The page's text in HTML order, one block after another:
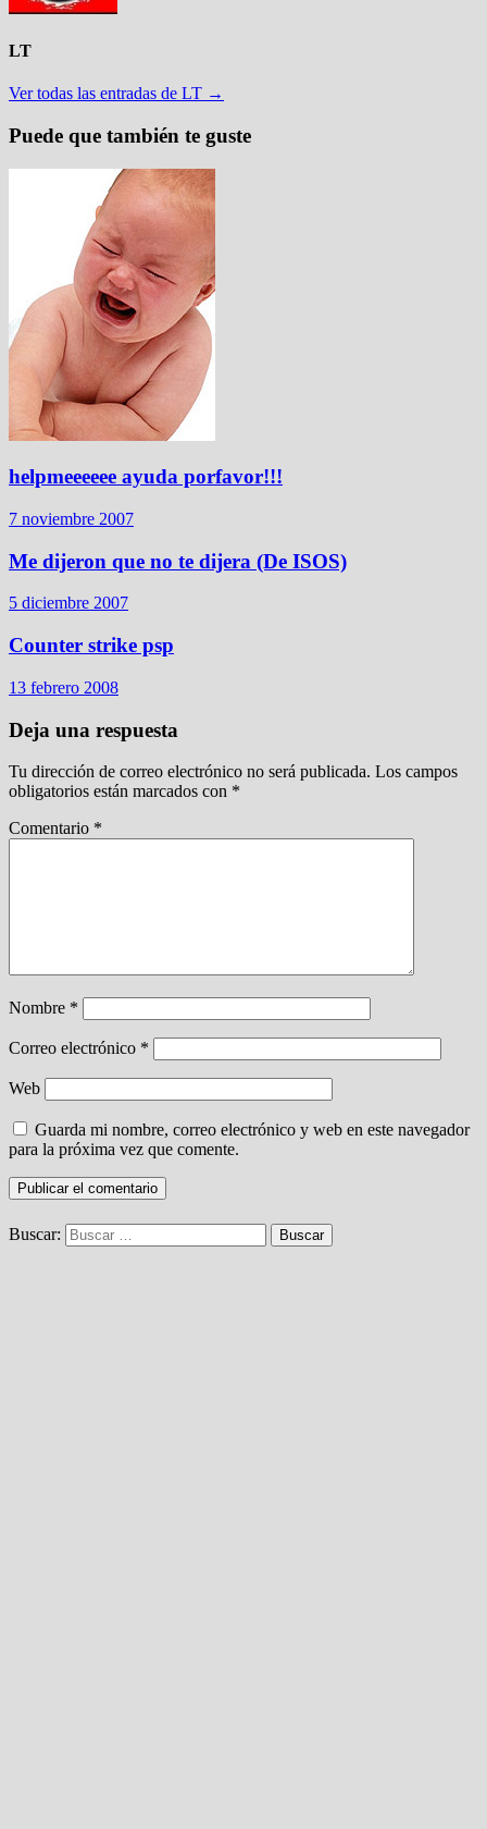
LT
Ver todas las entradas de LT →
Puede que también te guste
helpmeeeeee ayuda porfavor!!!
7 noviembre 2007
Me dijeron que no te dijera (De ISOS)
5 diciembre 2007
Counter strike psp
13 febrero 2008
Deja una respuesta
Tu dirección de correo electrónico no será publicada. Los campos
obligatorios están marcados con *
Comentario *
Nombre *
Correo electrónico *
Web
Guarda mi nombre, correo electrónico y web en este navegador
para la próxima vez que comente.
Buscar: